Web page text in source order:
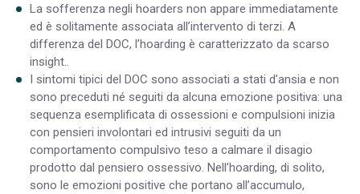
La sofferenza negli hoarders non appare immediatamente
ed è solitamente associata all’intervento di terzi. A
differenza del DOC, l’hoarding è caratterizzato da scarso
insight..
I sintomi tipici del DOC sono associati a stati d’ansia e non
sono preceduti né seguiti da alcuna emozione positiva: una
sequenza esemplificata di ossessioni e compulsioni inizia
con pensieri involontari ed intrusivi seguiti da un
comportamento compulsivo teso a calmare il disagio
prodotto dal pensiero ossessivo. Nell’hoarding, di solito,
sono le emozioni positive che portano all’accumulo,